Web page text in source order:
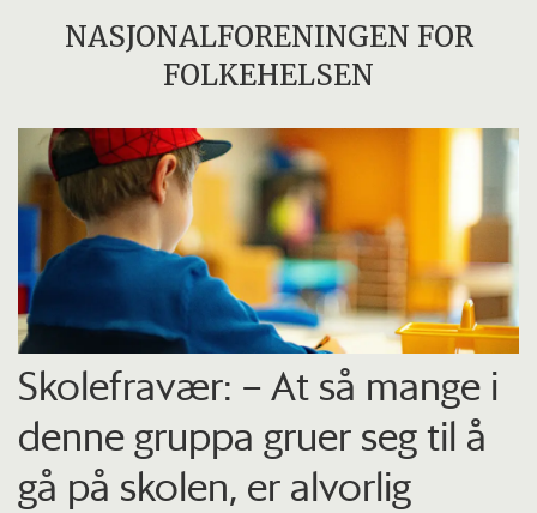
NASJONALFORENINGEN FOR
FOLKEHELSEN
Skolefravær: – At så mange i
denne gruppa gruer seg til å
gå på skolen, er alvorlig